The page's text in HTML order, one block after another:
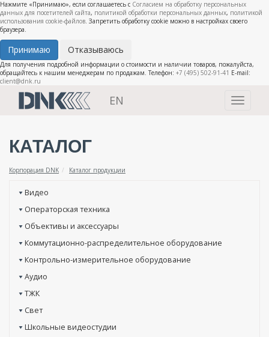
Нажмите «Принимаю», если соглашаетесь с Согласием на обработку персональных
данных для посетителей сайта, политикой обработки персональных данных, политикой
использования cookie-файлов. Запретить обработку cookie можно в настройках своего
браузера.
Принимаю Отказываюсь
Для получения подробной информации о стоимости и наличии товаров, пожалуйста,
обращайтесь к нашим менеджерам по продажам. Телефон: +7 (495) 502-91-41 E-mail:
client@dnk.ru
Toggle
EN
КАТАЛОГ
Корпорация DNK Каталог продукции
Видео
Операторская техника
Объективы и аксессуары
Коммутационно-распределительное оборудование
Контрольно-измерительное оборудование
Аудио
ТЖК
Свет
Школьные видеостудии